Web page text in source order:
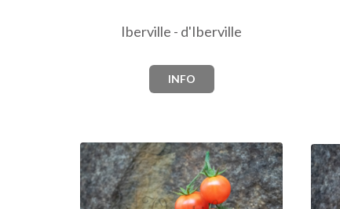
Iberville - d'Iberville
INFO